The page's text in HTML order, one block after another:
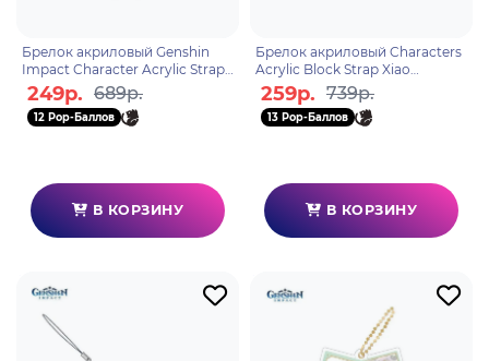
Брелок акриловый Genshin
Impact Character Acrylic Strap
Hutao 6974696614848
249р. 689р.
12 Pop-Баллов
В КОРЗИНУ
Брелок акриловый Characters
Acrylic Block Strap Xiao
6974696611380
259р. 739р.
13 Pop-Баллов
В КОРЗИНУ